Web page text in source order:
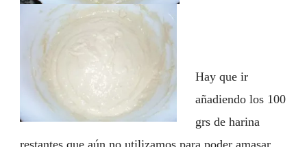
Hay que ir
añadiendo los 100
grs de harina